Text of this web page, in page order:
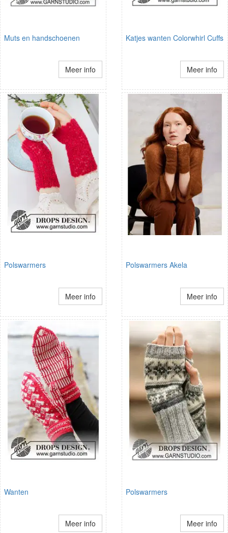
Muts en handschoenen
Meer info
Katjes wanten Colorwhirl Cuffs
Meer info
Polswarmers
Meer info
Polswarmers Akela
Meer info
Wanten
Meer info
Polswarmers
Meer info